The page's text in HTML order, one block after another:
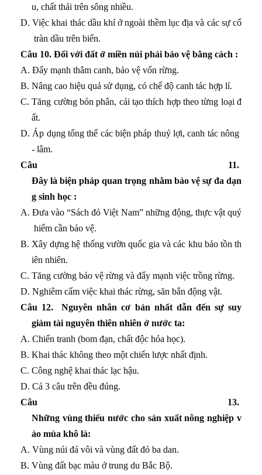
u, chất thải trên sông nhiều.
D. Việc khai thác dầu khí ở ngoài thềm lục địa và các sự cố
tràn dầu trên biển.
Câu 10. Đối với đất ở miền núi phải bảo vệ bằng cách :
A. Đẩy mạnh thâm canh, bảo vệ vốn rừng.
B. Nâng cao hiệu quả sử dụng, có chế độ canh tác hợp lí.
C. Tăng cường bón phân, cải tạo thích hợp theo từng loại đ
ất.
D. Áp dụng tổng thể các biện pháp thuỷ lợi, canh tác nông
- lâm.
Câu 11.
Đây là biện pháp quan trọng nhằm bảo vệ sự đa dạn
g sinh học :
A. Đưa vào “Sách đỏ Việt Nam” những động, thực vật quý
hiếm cần bảo vệ.
B. Xây dựng hệ thống vườn quốc gia và các khu bảo tồn th
iên nhiên.
C. Tăng cường bảo vệ rừng và đẩy mạnh việc trồng rừng.
D. Nghiêm cấm việc khai thác rừng, săn bắn động vật.
Câu 12. Nguyên nhân cơ bản nhất dẫn đến sự suy
giảm tài nguyên thiên nhiên ở nước ta:
A. Chiến tranh (bom đạn, chất độc hóa học).
B. Khai thác không theo một chiến lược nhất định.
C. Công nghệ khai thác lạc hậu.
D. Cả 3 câu trên đều đúng.
Câu 13.
Những vùng thiếu nước cho sản xuất nông nghiệp v
ào mùa khô là:
A. Vùng núi đá vôi và vùng đất đỏ ba dan.
B. Vùng đất bạc màu ở trung du Bắc Bộ.